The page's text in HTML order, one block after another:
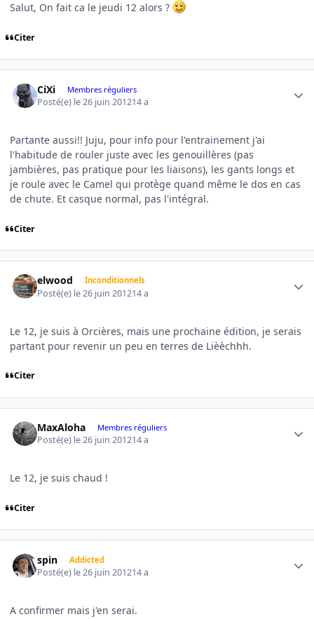
Salut, On fait ca le jeudi 12 alors ?
Citer
CiXi Membres réguliers
Posté(e) le 26 juin 201214 a
Partante aussi!! Juju, pour info pour l'entrainement j'ai
l'habitude de rouler juste avec les genouillères (pas
jambières, pas pratique pour les liaisons), les gants longs et
je roule avec le Camel qui protège quand même le dos en cas
de chute. Et casque normal, pas l'intégral.
Citer
elwood Inconditionnels
Posté(e) le 26 juin 201214 a
Le 12, je suis à Orcières, mais une prochaine édition, je serais
partant pour revenir un peu en terres de Lièèchhh.
Citer
MaxAloha Membres réguliers
Posté(e) le 26 juin 201214 a
Le 12, je suis chaud !
Citer
spin Addicted
Posté(e) le 26 juin 201214 a
A confirmer mais j'en serai.